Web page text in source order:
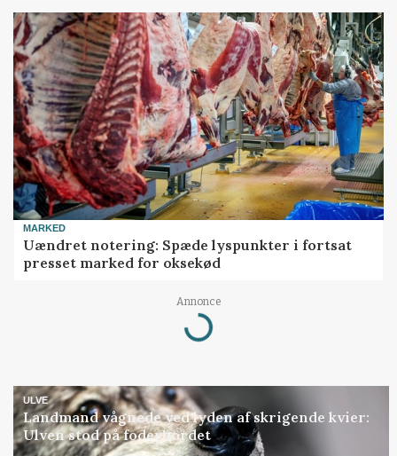
MARKED
Uændret notering: Spæde lyspunkter i fortsat
presset marked for oksekød
Annonce
Loading...
ULVE
Landmand vågnede ved lyden af skrigende kvier:
Ulven stod på foderbordet